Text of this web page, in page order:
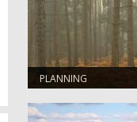
PLANNING